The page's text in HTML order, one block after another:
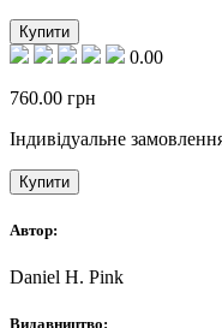
Купити
0.00
760.00 грн
Індивідуальне
Купити
Автор:
Daniel H. Pink
Видавництво: